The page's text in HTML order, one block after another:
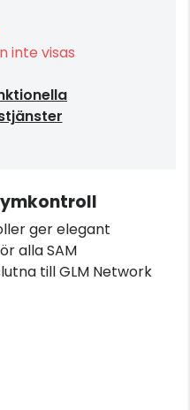
inte visas
ger elegant
alla SAM
till GLM Network